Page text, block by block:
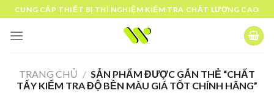
Skip
to
content
CUNG CẤP THIẾT BỊ THÍ NGHIỆM KIỂM TRA CHẤT LƯỢNG CAO
TRANG CHỦ / SẢN PHẨM ĐƯỢC GẮN THẺ “CHẤT
TẤY KIỂM TRA ĐỘ BỀN MÀU GIÁ TỐT CHÍNH HÃNG”